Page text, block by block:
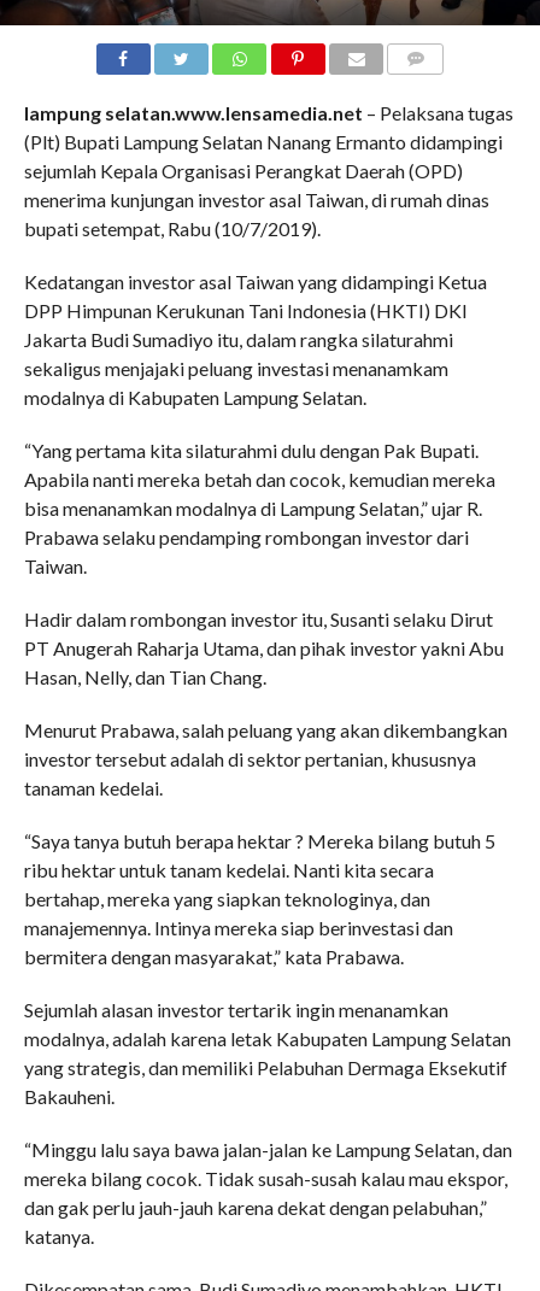
lampung selatan.www.lensamedia.net – Pelaksana tugas
(Plt) Bupati Lampung Selatan Nanang Ermanto didampingi
sejumlah Kepala Organisasi Perangkat Daerah (OPD)
menerima kunjungan investor asal Taiwan, di rumah dinas
bupati setempat, Rabu (10/7/2019).
Kedatangan investor asal Taiwan yang didampingi Ketua
DPP Himpunan Kerukunan Tani Indonesia (HKTI) DKI
Jakarta Budi Sumadiyo itu, dalam rangka silaturahmi
sekaligus menjajaki peluang investasi menanamkam
modalnya di Kabupaten Lampung Selatan.
“Yang pertama kita silaturahmi dulu dengan Pak Bupati.
Apabila nanti mereka betah dan cocok, kemudian mereka
bisa menanamkan modalnya di Lampung Selatan,” ujar R.
Prabawa selaku pendamping rombongan investor dari
Taiwan.
Hadir dalam rombongan investor itu, Susanti selaku Dirut
PT Anugerah Raharja Utama, dan pihak investor yakni Abu
Hasan, Nelly, dan Tian Chang.
Menurut Prabawa, salah peluang yang akan dikembangkan
investor tersebut adalah di sektor pertanian, khususnya
tanaman kedelai.
“Saya tanya butuh berapa hektar ? Mereka bilang butuh 5
ribu hektar untuk tanam kedelai. Nanti kita secara
bertahap, mereka yang siapkan teknologinya, dan
manajemennya. Intinya mereka siap berinvestasi dan
bermitera dengan masyarakat,” kata Prabawa.
Sejumlah alasan investor tertarik ingin menanamkan
modalnya, adalah karena letak Kabupaten Lampung Selatan
yang strategis, dan memiliki Pelabuhan Dermaga Eksekutif
Bakauheni.
“Minggu lalu saya bawa jalan-jalan ke Lampung Selatan, dan
mereka bilang cocok. Tidak susah-susah kalau mau ekspor,
dan gak perlu jauh-jauh karena dekat dengan pelabuhan,”
katanya.